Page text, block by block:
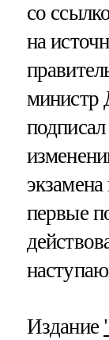
со
на
министр
первые
Издание